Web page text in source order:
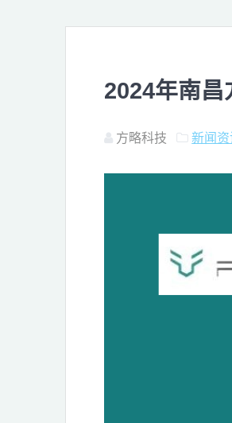
2024年南昌
方略科技 新闻资